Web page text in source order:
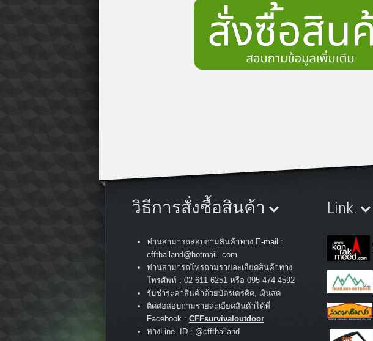
วิธีการสั่งซื้อสินค้า
ท่านสามารถสอบถามสินค้าทาง E-mail :
cffthailand@hotmail. com
ท่านสามารถโทรถามรายละเอียดสินค้าทาง
โทรศัพท์ : 02-611-6251 หรือ 095-474-4592
รับชำระค่าสินค้าด้วยบัตรเครดิต, เงินสด
ติดต่อสอบถามรายละเอียดสินค้าได้ที่
Facebook : CFFsurvivaloutdoor
ทางLine ID : @cffthailand
Link.